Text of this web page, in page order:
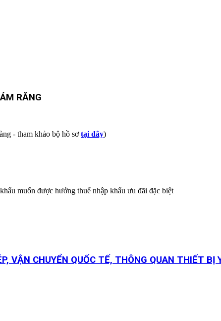
RĂNG
- tham khảo bộ hồ sơ tại đây)
muốn được hưởng thuế nhập khẩu ưu đãi đặc biệt
VẬN CHUYỂN QUỐC TẾ, THÔNG QUAN THIẾT BỊ